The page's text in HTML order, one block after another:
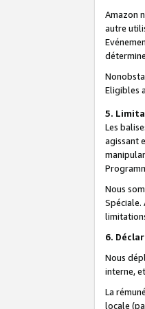
Amazon
autre
Eligibles
5.
Les
agissant
Nous
6.
Nous
interne,
La
locale